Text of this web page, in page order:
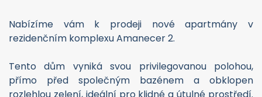
Nabízíme vám k prodeji nové apartmány v
rezidenčním komplexu Amanecer 2.
Tento dům vyniká svou privilegovanou polohou,
přímo před společným bazénem a obklopen